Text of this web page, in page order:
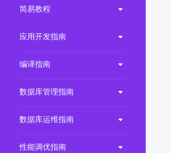
2.0.1 (EOM)
1.0.1 (EOM)
简易教程
应用开发指南
编译指南
数据库管理指南
数据库运维指南
性能调优指南